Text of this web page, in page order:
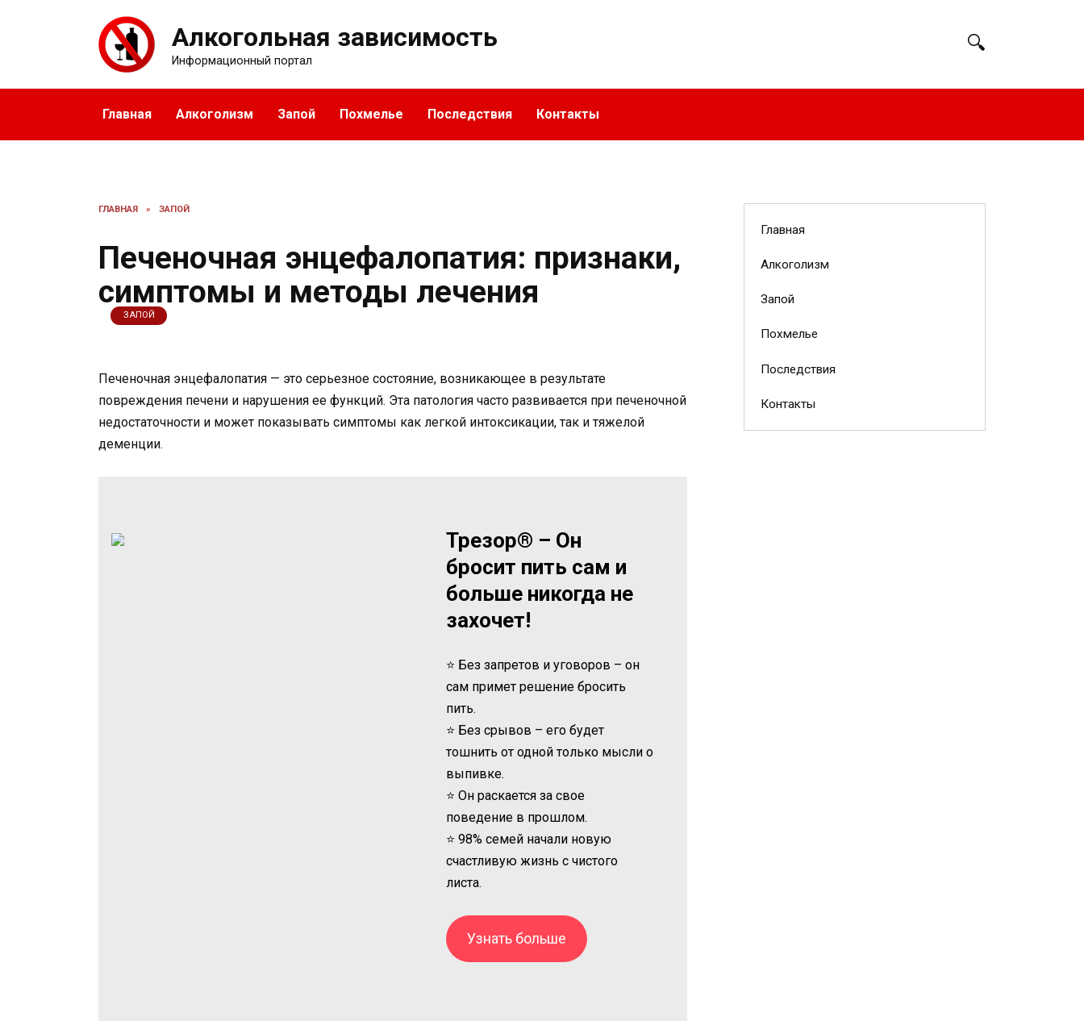
Алкогольная зависимость
Информационный портал
Главная Алкоголизм Запой Похмелье Последствия Контакты
ГЛАВНАЯ » ЗАПОЙ
Печеночная энцефалопатия: признаки,
симптомы и методы лечения
ЗАПОЙ
Печеночная энцефалопатия — это серьезное состояние, возникающее в результате
повреждения печени и нарушения ее функций. Эта патология часто развивается при печеночной
недостаточности и может показывать симптомы как легкой интоксикации, так и тяжелой
деменции.
Трезор® – Он
бросит пить сам и
больше никогда не
захочет!
⭐ Без запретов и уговоров – он
сам примет решение бросить
пить.
⭐ Без срывов – его будет
тошнить от одной только мысли о
выпивке.
⭐ Он раскается за свое
поведение в прошлом.
⭐ 98% семей начали новую
счастливую жизнь с чистого
листа.
Узнать больше
Главная
Алкоголизм
Запой
Похмелье
Последствия
Контакты